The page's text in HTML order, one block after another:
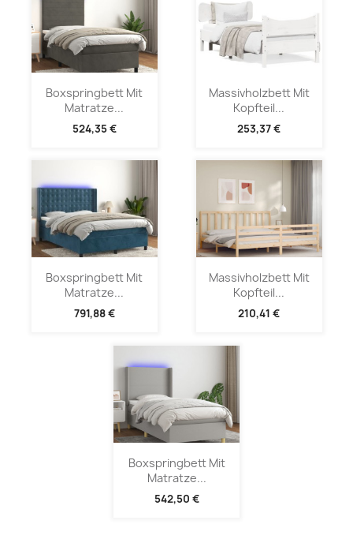
Boxspringbett Mit
Matratze...
524,35 €
Massivholzbett Mit
Kopfteil...
253,37 €
Boxspringbett Mit
Matratze...
791,88 €
Massivholzbett Mit
Kopfteil...
210,41 €
Boxspringbett Mit
Matratze...
542,50 €